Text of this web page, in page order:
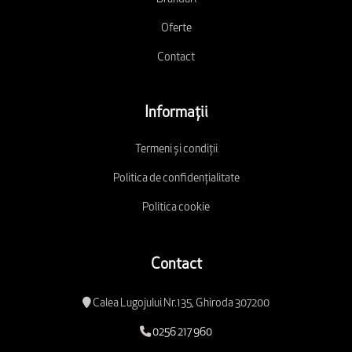
Oferte
Contact
Informații
Termeni și condiții
Politica de confidențialitate
Politica cookie
Contact
Calea Lugojului Nr.135, Ghiroda 307200
0256 217 960